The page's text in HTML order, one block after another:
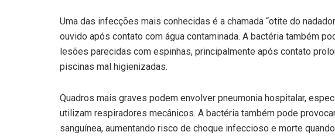
Uma das infecções mais conhecidas é a chamada “otite do
ouvido após contato com água contaminada. A bactéria também
lesões parecidas com espinhas, principalmente após contato
piscinas mal higienizadas.
Quadros mais graves podem envolver pneumonia hospitalar,
utilizam respiradores mecânicos. A bactéria também pode
sanguínea, aumentando risco de choque infeccioso e morte